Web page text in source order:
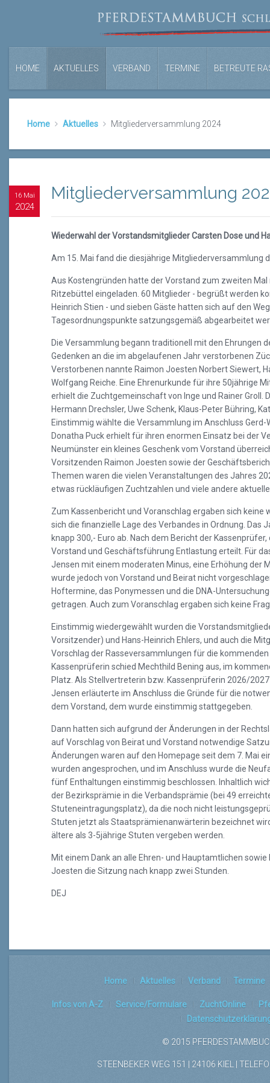
HOME AKTUELLES VERBAND TERMINE BETREUTE
Home Aktuelles Mitgliederversammlung 2024
16 Mai
2024
Mitgliederversammlung
Wiederwahl der Vorstandsmitglieder Carsten Dose und
Am 15. Mai fand die diesjährige Mitgliederversammlung
Aus Kostengründen hatte der Vorstand zum zweiten
Ritzebüttel eingeladen. 60 Mitglieder - begrüßt werden
Heinrich Stien - und sieben Gäste hatten sich auf den
Tagesordnungspunkte satzungsgemäß abgearbeitet
Die Versammlung begann traditionell mit den Ehrungen
Gedenken an die im abgelaufenen Jahr verstorbenen
Verstorbenen nannte Raimon Joesten Norbert Siewert,
Wolfgang Reiche. Eine Ehrenurkunde für ihre 50jährige
erhielt die Zuchtgemeinschaft von Inge und Rainer Groll.
Hermann Drechsler, Uwe Schenk, Klaus-Peter Bühring,
Einstimmig wählte die Versammlung im Anschluss
Donatha Puck erhielt für ihren enormen Einsatz bei der
Neumünster ein kleines Geschenk vom Vorstand
Vorsitzenden Raimon Joesten sowie der
Themen waren die vielen Veranstaltungen des Jahres
etwas rückläufigen Zuchtzahlen und viele andere
Zum Kassenbericht und Voranschlag ergaben sich
sich die finanzielle Lage des Verbandes in Ordnung. Das
knapp 300,- Euro ab. Nach dem Bericht der
Vorstand und Geschäftsführung Entlastung erteilt. Für
Jensen mit einem moderaten Minus, eine Erhöhung der
wurde jedoch von Vorstand und Beirat nicht
Hoftermine, das Ponymessen und die DNA-
getragen. Auch zum Voranschlag ergaben sich keine
Einstimmig wiedergewählt wurden die
Vorsitzender) und Hans-Heinrich Ehlers, und auch die
Vorschlag der Rasseversammlungen für die
Kassenprüferin schied Mechthild Bening aus, im
Platz. Als Stellvertreterin bzw. Kassenprüferin 2026/
Jensen erläuterte im Anschluss die Gründe für die
dem Vorstand, dem wurde einstimmig stattgegeben.
Dann hatten sich aufgrund der Änderungen in der
auf Vorschlag von Beirat und Vorstand notwendige
Änderungen waren auf den Homepage seit dem 7. Mai
wurden angesprochen, und im Anschluss wurde die
fünf Enthaltungen einstimmig beschlossen. Inhaltlich
der Bezirksprämie in die Verbandsprämie (bei 49
Stuteneintragungsplatz), da die noch nicht
Stuten jetzt als Staatsprämienanwärterin bezeichnet
ältere als 3-5jährige Stuten vergeben werden.
Mit einem Dank an alle Ehren- und Hauptamtlichen
Joesten die Sitzung nach knapp zwei Stunden.
DEJ
Home Aktuelles Verband Termine
Infos von A-Z Service/Formulare ZuchtOnline
© 2015
STEENBEKER WEG 151 | 24106 KIEL |